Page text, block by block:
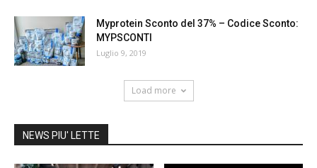
Myprotein Sconto del 37% – Codice Sconto:
MYPSCONTI
Luglio 9, 2019
Load more
NEWS PIU' LETTE